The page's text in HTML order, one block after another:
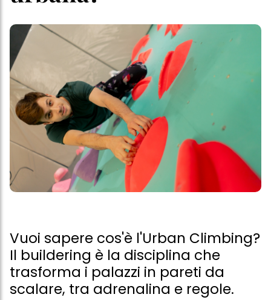
Vuoi sapere cos'è l'Urban Climbing?
Il buildering è la disciplina che
trasforma i palazzi in pareti da
scalare, tra adrenalina e regole.